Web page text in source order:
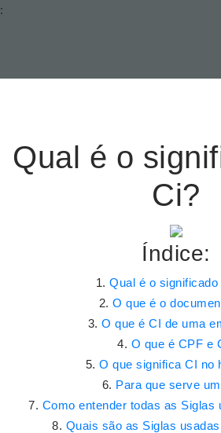
:
Qual é o
Ci?
Índice:
Qual é o significado
O que é o
O que é CI de uma
O que é CPF e
O que significa CI no
Para que serve
Como entender todas as Siglas
Quais são as Siglas